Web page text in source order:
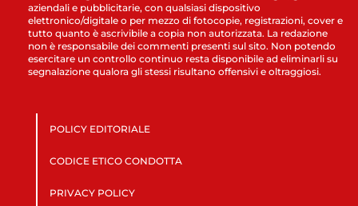
aziendali e pubblicitarie, con qualsiasi dispositivo
elettronico/digitale o per mezzo di fotocopie, registrazioni, cover e
tutto quanto è ascrivibile a copia non autorizzata. La redazione
non è responsabile dei commenti presenti sul sito. Non potendo
esercitare un controllo continuo resta disponibile ad eliminarli su
segnalazione qualora gli stessi risultano offensivi e oltraggiosi.
POLICY EDITORIALE
CODICE ETICO CONDOTTA
PRIVACY POLICY